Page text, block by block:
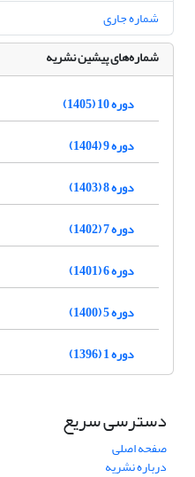
شماره جاری
شماره‌های پیشین نشریه
دوره 10 (1405)
دوره 9 (1404)
دوره 8 (1403)
دوره 7 (1402)
دوره 6 (1401)
دوره 5 (1400)
دوره 1 (1396)
دسترسی سریع
صفحه اصلی
درباره نشریه